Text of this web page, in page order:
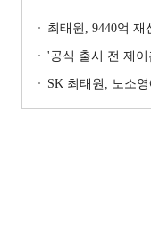
최태원, 9440억
'공식 출시 전 제이홉
SK 최태원, 노소